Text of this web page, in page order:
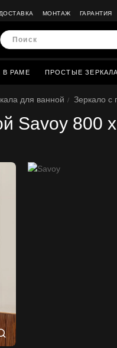
ДОСТАВКА МОНТАЖ ГАРАНТИЯ
В РАМЕ ПРОСТЫЕ ЗЕРКАЛА
для ванной Зеркало с
Savoy 800